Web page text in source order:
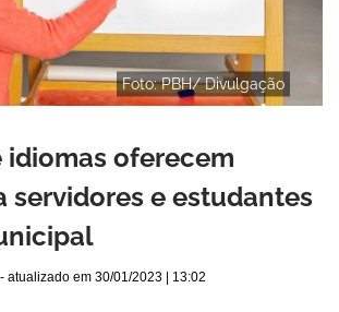
Foto: PBH/ Divulgação
idiomas oferecem
servidores e estudantes
- atualizado em 30/01/2023 | 13:02